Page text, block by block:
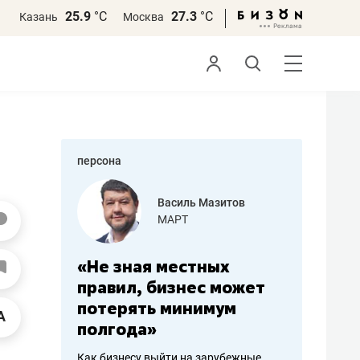
Казань 25.9 °С Москва 27.3 °С
персона
работа
Василь Мазитов
МАРТ
«Не зная местных
правил, бизнес может
потерять минимум
полгода»